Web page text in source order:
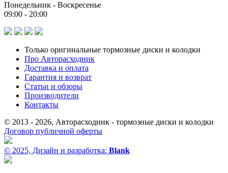
Понедельник - Воскресенье
09:00 - 20:00
Только оригинальные тормозные диски и колодки
Про Авторасходник
Доставка и оплата
Гарантия и возврат
Статьи и обзоры
Производители
Контакты
© 2013 - 2026, Авторасходник - тормозные диски и колодки
Договор публичной оферты
© 2025, Дизайн и разработка: Blank